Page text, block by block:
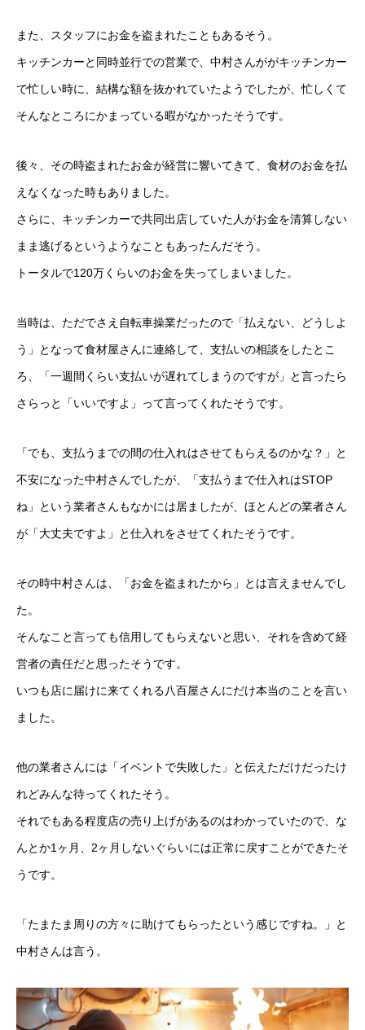
また、スタッフにお金を盗まれたこともあるそう。
キッチンカーと同時並行での営業で、中村さんががキッチンカー
で忙しい時に、結構な額を抜かれていたようでしたが、忙しくて
そんなところにかまっている暇がなかったそうです。
後々、その時盗まれたお金が経営に響いてきて、食材のお金を払
えなくなった時もありました。
さらに、キッチンカーで共同出店していた人がお金を清算しない
まま逃げるというようなこともあったんだそう。
トータルで120万くらいのお金を失ってしまいました。
当時は、ただでさえ自転車操業だったので「払えない、どうしよ
う」となって食材屋さんに連絡して、支払いの相談をしたとこ
ろ、「一週間くらい支払いが遅れてしまうのですが」と言ったら
さらっと「いいですよ」って言ってくれたそうです。
「でも、支払うまでの間の仕入れはさせてもらえるのかな？」と
不安になった中村さんでしたが、「支払うまで仕入れはSTOP
ね」という業者さんもなかには居ましたが、ほとんどの業者さん
が「大丈夫ですよ」と仕入れをさせてくれたそうです。
その時中村さんは、「お金を盗まれたから」とは言えませんでし
た。
そんなこと言っても信用してもらえないと思い、それを含めて経
営者の責任だと思ったそうです。
いつも店に届けに来てくれる八百屋さんにだけ本当のことを言い
ました。
他の業者さんには「イベントで失敗した」と伝えただけだったけ
れどみんな待ってくれたそう。
それでもある程度店の売り上げがあるのはわかっていたので、な
んとか1ヶ月、2ヶ月しないぐらいには正常に戻すことができたそ
うです。
「たまたま周りの方々に助けてもらったという感じですね。」と
中村さんは言う。